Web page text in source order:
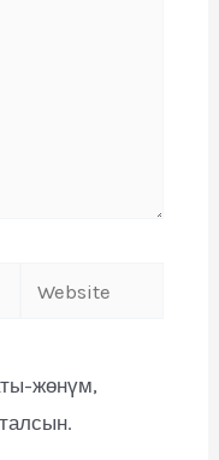
жөнүм,